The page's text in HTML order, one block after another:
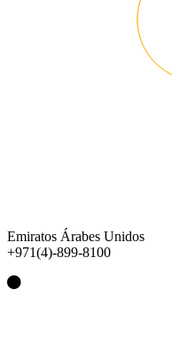
Emiratos Árabes Unidos
+971(4)-899-8100